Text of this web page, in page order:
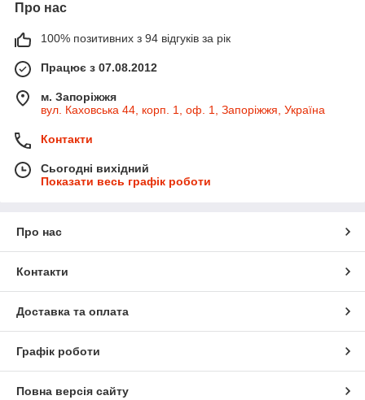
Про нас
100% позитивних з 94 відгуків за рік
Працює з 07.08.2012
м. Запоріжжя
вул. Каховська 44, корп. 1, оф. 1, Запоріжжя, Україна
Контакти
Сьогодні вихідний
Показати весь графік роботи
Про нас
Контакти
Доставка та оплата
Графік роботи
Повна версія сайту